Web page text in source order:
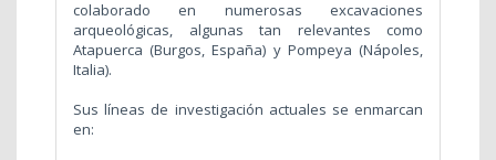
colaborado en numerosas excavaciones
arqueológicas, algunas tan relevantes como
Atapuerca (Burgos, España) y Pompeya (Nápoles,
Italia).
Sus líneas de investigación actuales se enmarcan
en: